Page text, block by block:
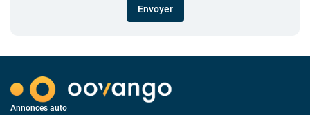
Envoyer
Annonces auto